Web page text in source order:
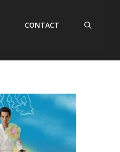
CONTACT